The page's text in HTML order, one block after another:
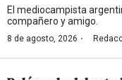
El mediocampista
compañero y amigo.
8 de agosto, 2026 ·